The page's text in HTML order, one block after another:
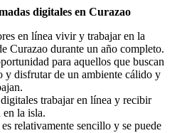
digitales en Curazao
en línea vivir y trabajar en la
Curazao durante un año completo.
para aquellos que buscan
y disfrutar de un ambiente cálido y
trabajar en línea y recibir
en la isla.
relativamente sencillo y se puede